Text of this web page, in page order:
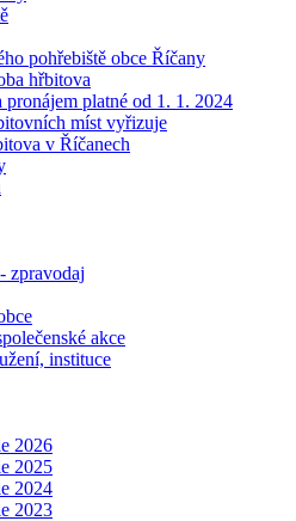
pohřebiště obce Říčany
hřbitova
pronájem platné od 1. 1. 2024
míst vyřizuje
v Říčanech
zpravodaj
akce
instituce
2026
2025
2024
2023